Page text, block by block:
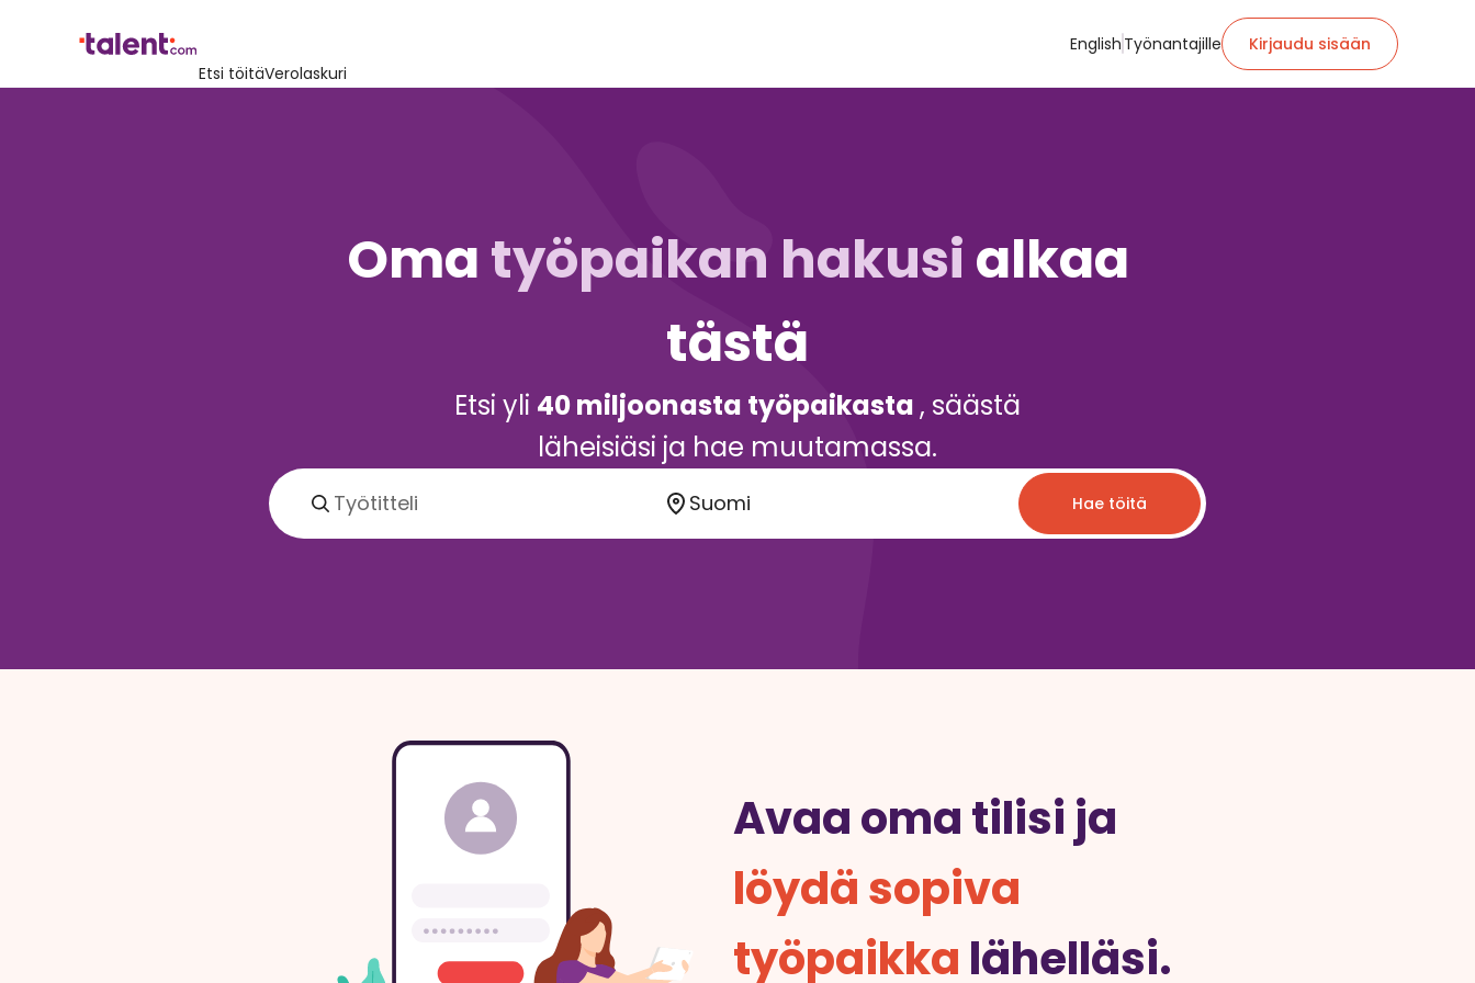
Etsi töitäVerolaskuri
English Työnantajille Kirjaudu sisään
Omatyöpaikan hakusialkaa
tästä
Etsi yli 40 miljoonasta työpaikasta, säästä
läheisiäsi ja hae muutamassa.
Hae töitä
Avaa oma tilisi ja
löydä sopiva
työpaikka lähelläsi.